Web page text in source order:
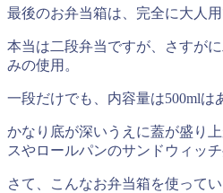
最後のお弁当箱は、完全に大人用
本当は二段弁当ですが、さすが
みの使用。
一段だけでも、内容量は500mlは
かなり底が深いうえに蓋が盛り
スやロールパンのサンドウィッ
さて、こんなお弁当箱を使って